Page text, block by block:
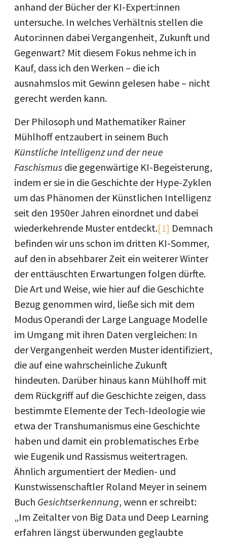
anhand der Bücher der KI-Expert:innen
untersuche. In welches Verhältnis stellen die
Autor:innen dabei Vergangenheit, Zukunft und
Gegenwart? Mit diesem Fokus nehme ich in
Kauf, dass ich den Werken – die ich
ausnahmslos mit Gewinn gelesen habe – nicht
gerecht werden kann.
Der Philosoph und Mathematiker Rainer
Mühlhoff entzaubert in seinem Buch
Künstliche Intelligenz und der neue
Faschismus die gegenwärtige KI-Begeisterung,
indem er sie in die Geschichte der Hype-Zyklen
um das Phänomen der Künstlichen Intelligenz
seit den 1950er Jahren einordnet und dabei
wiederkehrende Muster entdeckt.[1] Demnach
befinden wir uns schon im dritten KI-Sommer,
auf den in absehbarer Zeit ein weiterer Winter
der enttäuschten Erwartungen folgen dürfte.
Die Art und Weise, wie hier auf die Geschichte
Bezug genommen wird, ließe sich mit dem
Modus Operandi der Large Language Modelle
im Umgang mit ihren Daten vergleichen: In
der Vergangenheit werden Muster identifiziert,
die auf eine wahrscheinliche Zukunft
hindeuten. Darüber hinaus kann Mühlhoff mit
dem Rückgriff auf die Geschichte zeigen, dass
bestimmte Elemente der Tech-Ideologie wie
etwa der Transhumanismus eine Geschichte
haben und damit ein problematisches Erbe
wie Eugenik und Rassismus weitertragen.
Ähnlich argumentiert der Medien- und
Kunstwissenschaftler Roland Meyer in seinem
Buch Gesichtserkennung, wenn er schreibt:
„Im Zeitalter von Big Data und Deep Learning
erfahren längst überwunden geglaubte